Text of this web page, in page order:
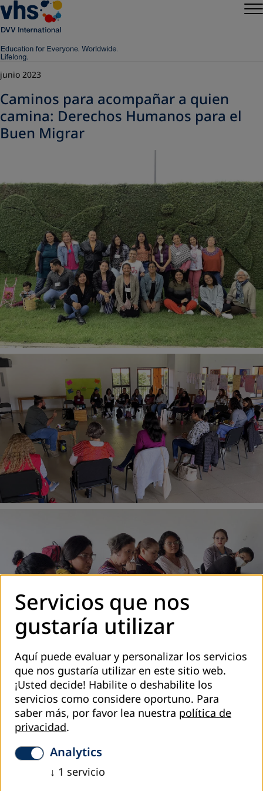
junio 2023
Caminos para acompañar a quien
camina: Derechos Humanos para el
Buen Migrar
Servicios que nos
gustaría utilizar
Aquí puede evaluar y personalizar los servicios
que nos gustaría utilizar en este sitio web.
¡Usted decide! Habilite o deshabilite los
servicios como considere oportuno. Para
saber más, por favor lea nuestra política de
privacidad.
Analytics
↓ 1 servicio